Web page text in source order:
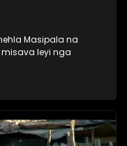
Masipala na
leyi nga